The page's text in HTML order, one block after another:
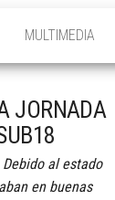
MULTIMEDIA
JORNADA
Debido al estado
en buenas